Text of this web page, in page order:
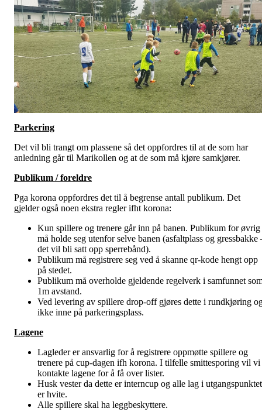
Parkering
Det vil bli trangt om plassene så det oppfordres til at de som har
anledning går til Marikollen og at de som må kjøre samkjører.
Publikum / foreldre
Pga korona oppfordres det til å begrense antall publikum. Det
gjelder også noen ekstra regler ifht korona:
Kun spillere og trenere går inn på banen. Publikum for øvrig
må holde seg utenfor selve banen (asfaltplass og gressbakke
det vil bli satt opp sperrebånd).
Publikum må registrere seg ved å skanne qr-kode hengt opp
på stedet.
Publikum må overholde gjeldende regelverk i samfunnet
1m avstand.
Ved levering av spillere drop-off gjøres dette i rundkjøring
ikke inne på parkeringsplass.
Lagene
Lagleder er ansvarlig for å registrere oppmøtte spillere og
trenere på cup-dagen ifh korona. I tilfelle smittesporing vil vi
kontakte lagene for å få over lister.
Husk vester da dette er interncup og alle lag i utgangspunktet
er hvite.
Alle spillere skal ha leggbeskyttere.